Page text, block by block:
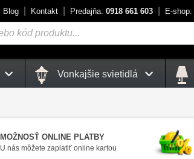
Blog Kontakt Predajňa: 0918 661 603 E-shop:
Vonkajšie svietidlá
MOŽNOSŤ ONLINE PLATBY
U nás môžete zaplatiť online kartou